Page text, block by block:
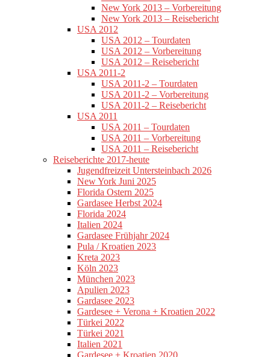
New York 2013 – Vorbereitung
New York 2013 – Reisebericht
USA 2012
USA 2012 – Tourdaten
USA 2012 – Vorbereitung
USA 2012 – Reisebericht
USA 2011-2
USA 2011-2 – Tourdaten
USA 2011-2 – Vorbereitung
USA 2011-2 – Reisebericht
USA 2011
USA 2011 – Tourdaten
USA 2011 – Vorbereitung
USA 2011 – Reisebericht
Reiseberichte 2017-heute
Jugendfreizeit Untersteinbach 2026
New York Juni 2025
Florida Ostern 2025
Gardasee Herbst 2024
Florida 2024
Italien 2024
Gardasee Frühjahr 2024
Pula / Kroatien 2023
Kreta 2023
Köln 2023
München 2023
Apulien 2023
Gardasee 2023
Gardesee + Verona + Kroatien 2022
Türkei 2022
Türkei 2021
Italien 2021
Gardesee + Kroatien 2020